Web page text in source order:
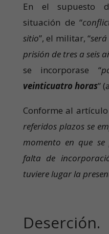
En el supuesto
situación de “
sitio”, el militar, “
prisión de tres a seis
se incorporase “
veinticuatro horas”
Conforme al artículo
referidos plazos se
momento en que
falta de
tuviere lugar la
Deserción.